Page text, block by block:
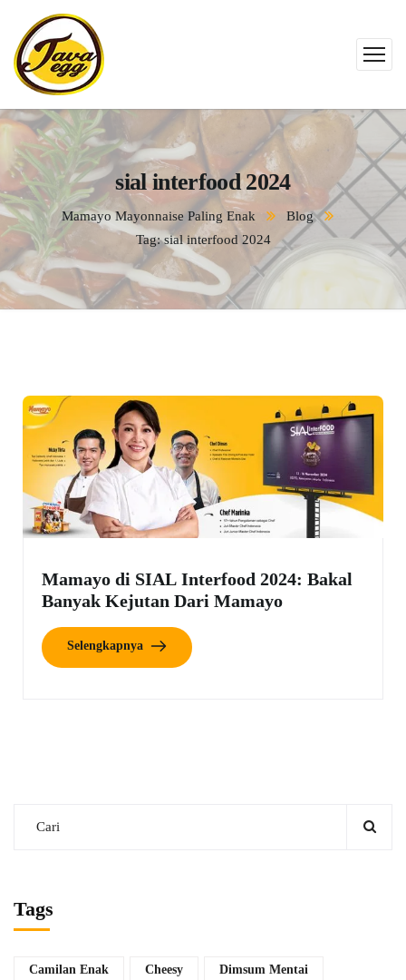
sial interfood 2024
Mamayo Mayonnaise Paling Enak
Blog
Tag: sial interfood 2024
Mamayo di SIAL Interfood 2024: Bakal
Banyak Kejutan Dari Mamayo
Selengkapnya
Tags
Camilan Enak Cheesy Dimsum Mentai